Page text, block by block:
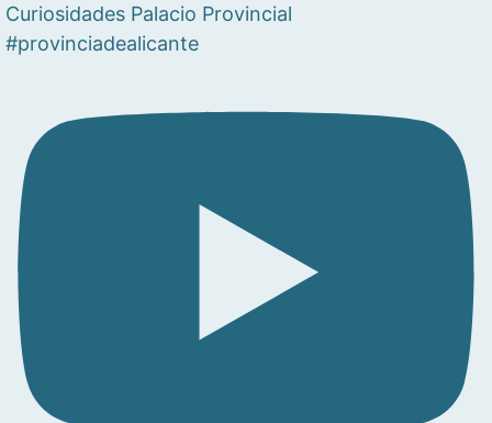
Curiosidades Palacio Provincial
#provinciadealicante